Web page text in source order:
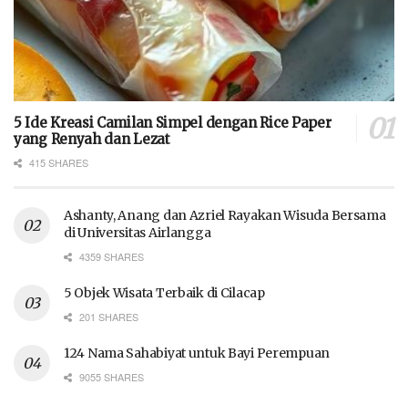
5 Ide Kreasi Camilan Simpel dengan Rice Paper
yang Renyah dan Lezat
415 SHARES
Ashanty, Anang dan Azriel Rayakan Wisuda Bersama
di Universitas Airlangga
4359 SHARES
5 Objek Wisata Terbaik di Cilacap
201 SHARES
124 Nama Sahabiyat untuk Bayi Perempuan
9055 SHARES